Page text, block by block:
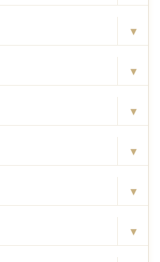
▾
▾
▾
▾
▾
▾